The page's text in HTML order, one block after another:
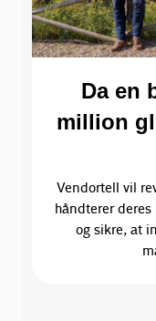
Da en
million
Vendortell vil
håndterer
og sikre, at